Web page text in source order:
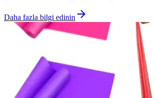
Daha fazla bilgi edinin